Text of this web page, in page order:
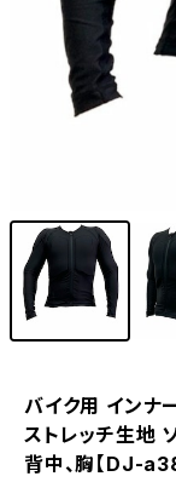
バイク用 インナ
ストレッチ生地
背中、胸【DJ-